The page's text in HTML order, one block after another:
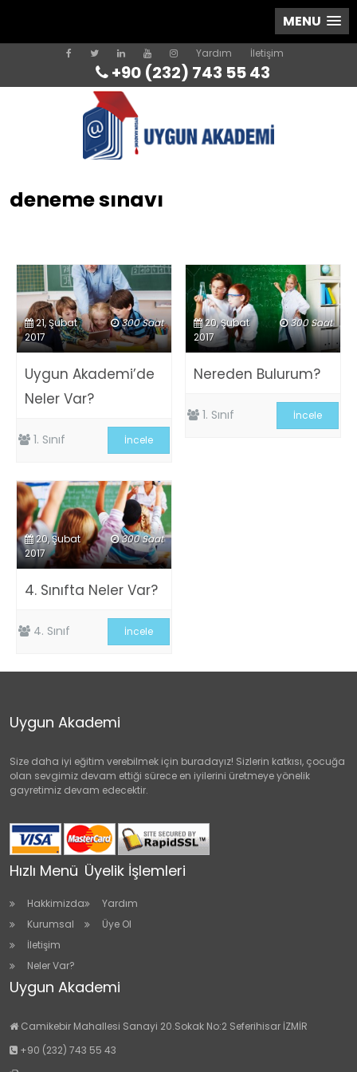
MENU
Yardım İletişim
+90 (232) 743 55 43
deneme sınavı
300 Saat
21, Şubat
2017
Uygun Akademi’de
Neler Var?
1. Sınıf İncele
300 Saat
20, Şubat
2017
Nereden Bulurum?
1. Sınıf İncele
300 Saat
20, Şubat
2017
4. Sınıfta Neler Var?
4. Sınıf İncele
Uygun Akademi
Size daha iyi eğitim verebilmek için buradayız! Sizlerin katkısı, çocuğa
olan sevgimiz devam ettiği sürece en iyilerini üretmeye yönelik
gayretimiz devam edecektir.
Hızlı Menü
Hakkimizda
Kurumsal
İletişim
Neler Var?
Üyelik İşlemleri
Yardım
Üye Ol
Uygun Akademi
Camikebir Mahallesi Sanayi 20.Sokak No:2 Seferihisar İZMİR
+90 (232) 743 55 43